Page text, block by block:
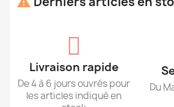
Livraison rapide
De 4 à 6 jours ouvrés pour
les articles indiqué en
Du